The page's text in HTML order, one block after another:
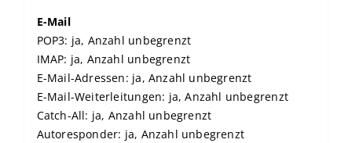
E-Mail
POP3: ja, Anzahl unbegrenzt
IMAP: ja, Anzahl unbegrenzt
E-Mail-Adressen: ja, Anzahl unbegrenzt
E-Mail-Weiterleitungen: ja, Anzahl unbegrenzt
Catch-All: ja, Anzahl unbegrenzt
Autoresponder: ja, Anzahl unbegrenzt